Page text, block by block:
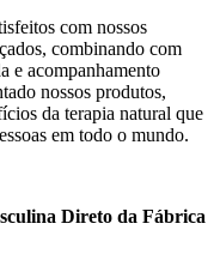
com nossos
combinando com
e acompanhamento
nossos produtos,
da terapia natural que
em todo o mundo.
Direto da Fábrica